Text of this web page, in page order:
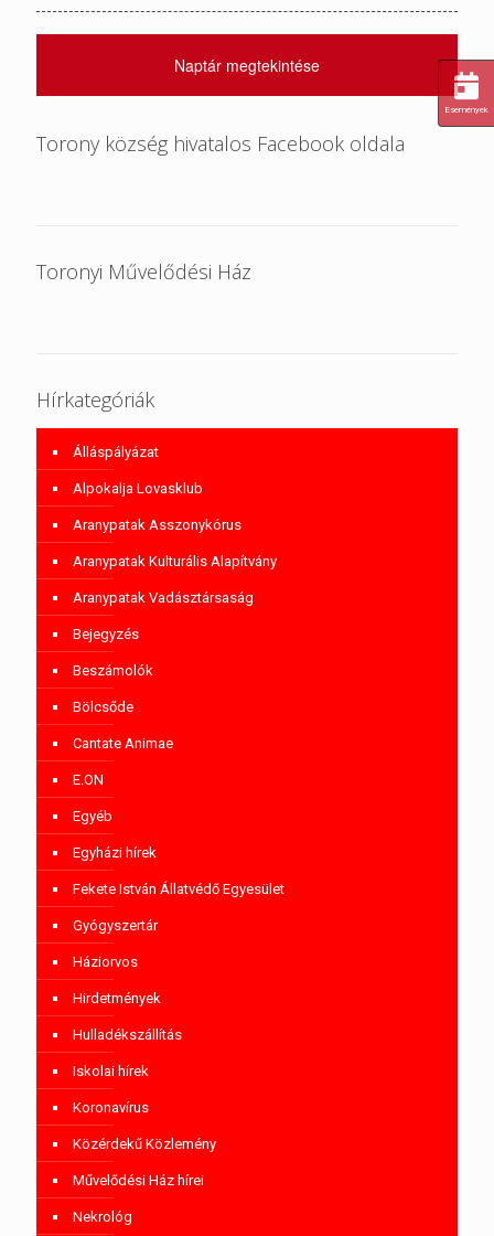
Naptár megtekintése
Torony község hivatalos Facebook oldala
Toronyi Művelődési Ház
Hírkategóriák
Álláspályázat
Alpokalja Lovasklub
Aranypatak Asszonykórus
Aranypatak Kulturális Alapítvány
Aranypatak Vadásztársaság
Bejegyzés
Beszámolók
Bölcsőde
Cantate Animae
E.ON
Egyéb
Egyházi hírek
Fekete István Állatvédő Egyesület
Gyógyszertár
Háziorvos
Hirdetmények
Hulladékszállítás
Iskolai hírek
Koronavírus
Közérdekű Közlemény
Művelődési Ház hírei
Nekrológ
Események